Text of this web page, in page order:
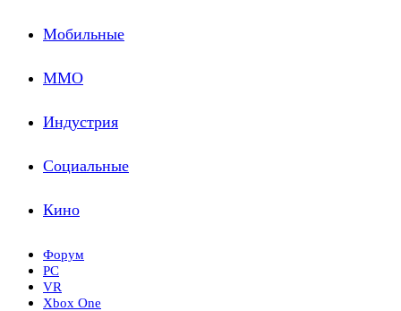
Мобильные
ММО
Индустрия
Социальные
Кино
Форум
PC
VR
Xbox One